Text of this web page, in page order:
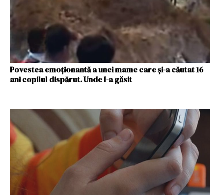
Povestea emoționantă a unei mame care și-a căutat 16
ani copilul dispărut. Unde l-a găsit